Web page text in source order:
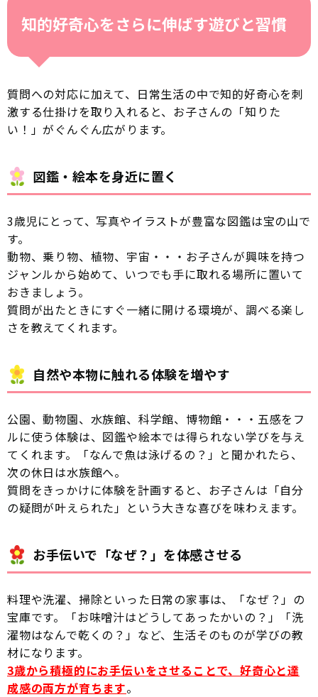
知的好奇心をさらに伸ばす遊びと習慣
質問への対応に加えて、日常生活の中で知的好奇心を刺
激する仕掛けを取り入れると、お子さんの「知りた
い！」がぐんぐん広がります。
図鑑・絵本を身近に置く
3歳児にとって、写真やイラストが豊富な図鑑は宝の山で
す。
動物、乗り物、植物、宇宙・・・お子さんが興味を持つ
ジャンルから始めて、いつでも手に取れる場所に置いて
おきましょう。
質問が出たときにすぐ一緒に開ける環境が、調べる楽し
さを教えてくれます。
自然や本物に触れる体験を増やす
公園、動物園、水族館、科学館、博物館・・・五感をフ
ルに使う体験は、図鑑や絵本では得られない学びを与え
てくれます。「なんで魚は泳げるの？」と聞かれたら、
次の休日は水族館へ。
質問をきっかけに体験を計画すると、お子さんは「自分
の疑問が叶えられた」という大きな喜びを味わえます。
お手伝いで「なぜ？」を体感させる
料理や洗濯、掃除といった日常の家事は、「なぜ？」の
宝庫です。「お味噌汁はどうしてあったかいの？」「洗
濯物はなんで乾くの？」など、生活そのものが学びの教
材になります。
3歳から積極的にお手伝いをさせることで、好奇心と達
成感の両方が育ちます。